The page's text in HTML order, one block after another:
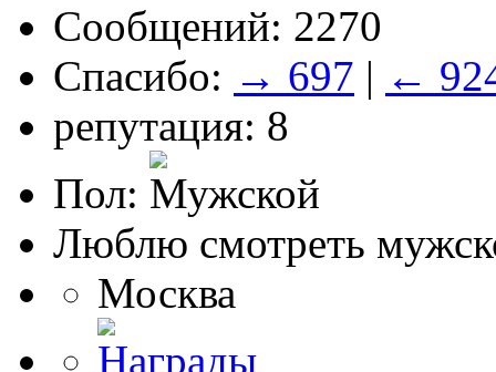
Сообщений: 2270
Спасибо: → 697 | ←
репутация: 8
Пол:
Люблю смотреть
Москва